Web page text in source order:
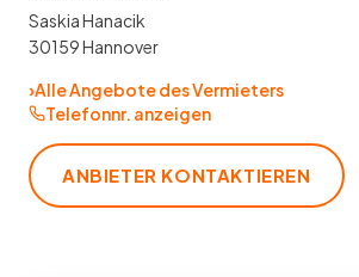
Saskia Hanacik
30159 Hannover
›Alle Angebote des Vermieters
Telefonnr. anzeigen
ANBIETER KONTAKTIEREN